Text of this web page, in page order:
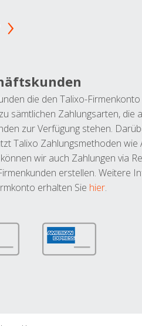
die den Talixo-
sämtlichen Zahlungsarten, die
zur Verfügung stehen.
Talixo Zahlungsmethoden wie
wir auch Zahlungen via
erstellen. Weitere
erhalten Sie hier.